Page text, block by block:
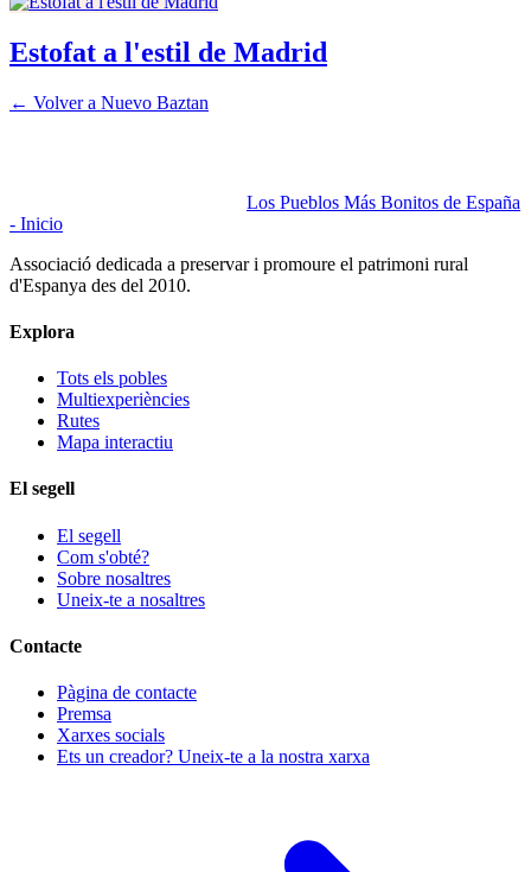
Estofat a l'estil de Madrid
← Volver a Nuevo Baztan
Los Pueblos Más Bonitos de España
- Inicio
Associació dedicada a preservar i promoure el patrimoni rural
d'Espanya des del 2010.
Explora
Tots els pobles
Multiexperiències
Rutes
Mapa interactiu
El segell
El segell
Com s'obté?
Sobre nosaltres
Uneix-te a nosaltres
Contacte
Pàgina de contacte
Premsa
Xarxes socials
Ets un creador? Uneix-te a la nostra xarxa